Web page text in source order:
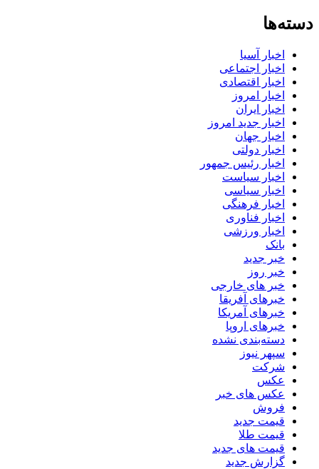
دسته‌ها
اخبار آسیا
اخبار اجتماعی
اخبار اقتصادی
اخبار امروز
اخبار ایران
اخبار جدید امروز
اخبار جهان
اخبار دولتی
اخبار رئیس جمهور
اخبار سیاست
اخبار سیاسی
اخبار فرهنگی
اخبار فناوری
اخبار ورزشی
بانک
خبر جدید
خبر روز
خبر های خارجی
خبرهای آفریقا
خبرهای آمریکا
خبرهای اروپا
دسته‌بندی نشده
سپهر نیوز
شرکت
عکس
عکس های خبر
فروش
قیمت جدید
قیمت طلا
قیمت های جدید
گزارش جدید